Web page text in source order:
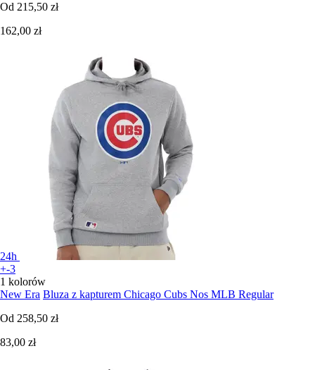
Od 215,50 zł
162,00 zł
24h
+-3
1 kolorów
New Era Bluza z kapturem Chicago Cubs Nos MLB Regular
Od 258,50 zł
83,00 zł